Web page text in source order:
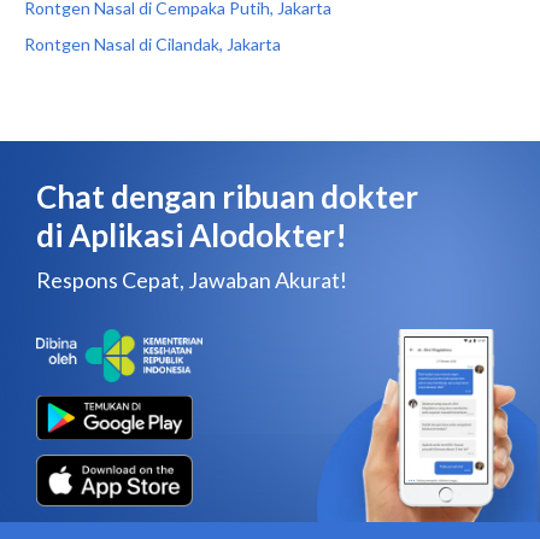
Rontgen Nasal di Cempaka Putih, Jakarta
Rontgen Nasal di Cilandak, Jakarta